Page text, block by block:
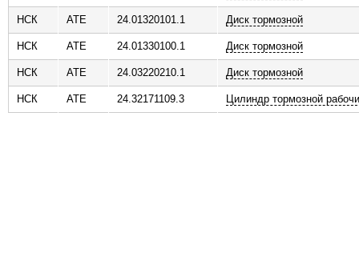
НСК ATE 24.01320101.1 Диск тормозной
НСК ATE 24.01330100.1 Диск тормозной
НСК ATE 24.03220210.1 Диск тормозной
НСК ATE 24.32171109.3 Цилиндр тормозной